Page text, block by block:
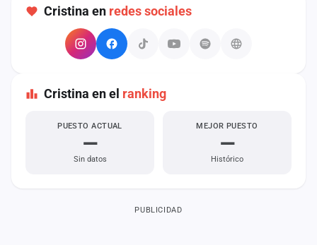
Cristina en redes sociales
Cristina en el ranking
PUESTO ACTUAL
—
Sin datos
MEJOR PUESTO
—
Histórico
PUBLICIDAD